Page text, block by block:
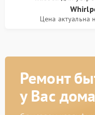
Цена актуальна
Ремонт
у Вас дома